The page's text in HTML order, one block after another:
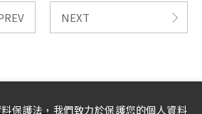
NEXT
保護法，我們致力於保護您的個人資料